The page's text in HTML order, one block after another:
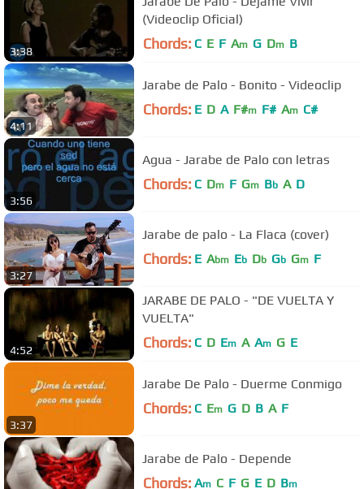
3:38
(Videoclip Oficial)
Chords: C E F Am G Dm B
4:11
Jarabe de Palo - Bonito - Videoclip
Chords: E D A F#m F# Am C#
3:56
Agua - Jarabe de Palo con letras
Chords: C Dm F Gm Bb A D
3:27
Jarabe de palo - La Flaca (cover)
Chords: E Abm Eb Db Gb Gm F
4:52
JARABE DE PALO - "DE VUELTA Y
VUELTA"
Chords: C D Em A Am G E
3:37
Jarabe De Palo - Duerme Conmigo
Chords: C Em G D B A F
Jarabe de Palo - Depende
Chords: Am C F G E D Bm